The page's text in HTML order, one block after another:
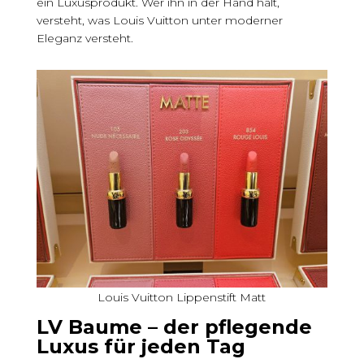
versteht, was Louis Vuitton unter moderner
Eleganz versteht.
Louis Vuitton Lippenstift Matt
LV Baume – der pflegende
Luxus für jeden Tag